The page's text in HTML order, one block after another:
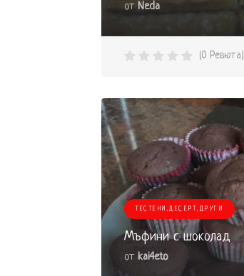
отNeda
(0 Ревюта)
ТЕСТЕНИ,ДЕСЕРТ,ДРУГИ
Мъфини с шоколад
от kai4eto